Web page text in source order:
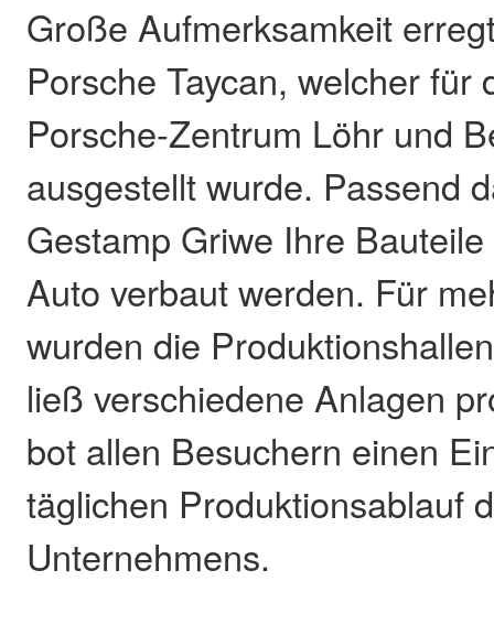
Große Aufmerksamkeit
Porsche Taycan, welcher für
Porsche-Zentrum Löhr und
ausgestellt wurde. Passend
Gestamp Griwe Ihre
Auto verbaut werden. Für
wurden die
ließ verschiedene Anlagen
bot allen Besuchern einen
täglichen Produktionsablauf
Unternehmens.